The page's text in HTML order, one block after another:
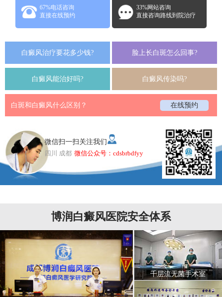
67%电话咨询
直接在线预约
33%网站咨询
直接咨询路线到院治疗
白癜风治疗要花多少钱? 脸上长白斑怎么回事?
白癜风能治好吗? 白癜风传染吗?
白斑和白癜风什么区别？ 在线预约
微信扫一扫关注我们
四川 成都 微信公众号：cdsbrbdfyy
博润白癜风医院安全体系
千层流无菌手术室